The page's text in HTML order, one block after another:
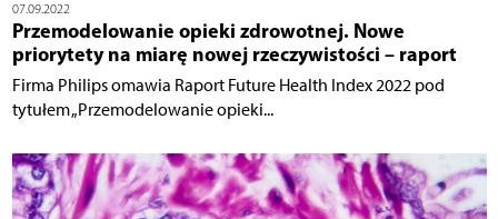
07.09.2022
Przemodelowanie opieki zdrowotnej. Nowe
priorytety na miarę nowej rzeczywistości – raport
Firma Philips omawia Raport Future Health Index 2022 pod
tytułem „Przemodelowanie opieki...